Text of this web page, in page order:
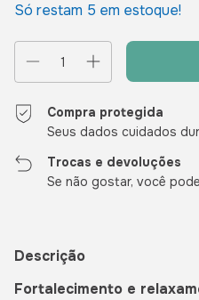
Só restam 5 em estoque!
Compra protegida
Seus dados cuidados
Trocas e devoluções
Se não gostar, você
Descrição
Fortalecimento e